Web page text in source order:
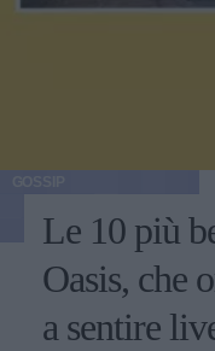
Le 10 più
Oasis, che
a sentire